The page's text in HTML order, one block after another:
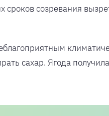
созревания
сахар. Ягода